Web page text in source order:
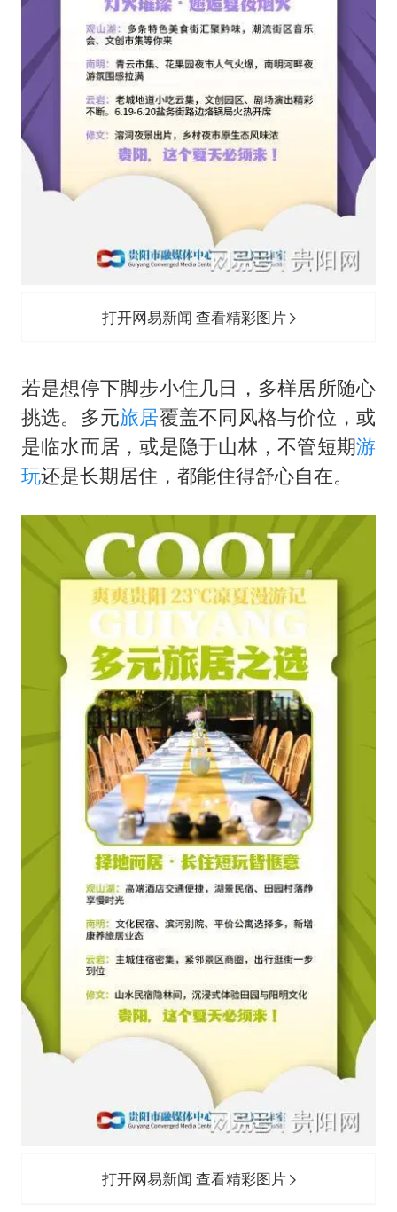
打开网易新闻 查看精彩图片
若是想停下脚步小住几日，多样居所随心
挑选。多元旅居覆盖不同风格与价位，或
是临水而居，或是隐于山林，不管短期游
玩还是长期居住，都能住得舒心自在。
打开网易新闻 查看精彩图片